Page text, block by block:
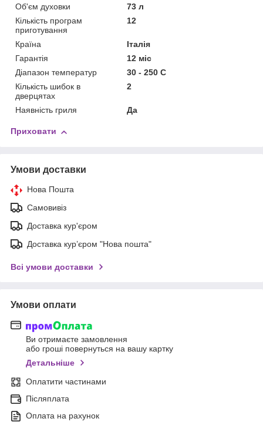
Об'єм духовки
73 л
Кількість програм
приготування
12
Країна
Італія
Гарантія
12 міс
Діапазон температур
30 - 250 С
Кількість шибок в
дверцятах
2
Наявність гриля Да
Приховати
Умови доставки
Нова Пошта
Самовивіз
Доставка кур'єром
Доставка кур’єром "Нова пошта"
Всі умови доставки
Умови оплати
Ви отримаєте замовлення
або гроші повернуться на вашу картку
Детальніше
Оплатити частинами
Післяплата
Оплата на рахунок